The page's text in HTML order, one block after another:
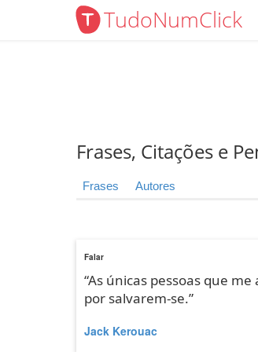
TudoNumClick
Frases, Citações e
Frases Autores
Falar
“As únicas pessoas que
por salvarem-se.”
Jack Kerouac